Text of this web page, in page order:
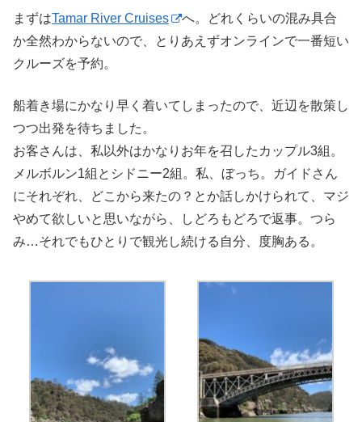
まずはTamar River Cruises
へ。どれくらいの混み具合
か全然わからないので、とりあえずオンラインで一番短い
クルーズを予約。
船着き場にかなり早く着いてしまったので、近辺を散策し
つつ出発を待ちました。
お客さんは、私以外はかなりお年を召したカップル3組。
メルボルン1組とシドニー2組。私、ぼっち。ガイドさん
にそれぞれ、どこから来たの？とか話しかけられて、マジ
やめて欲しいと思いながら、しどろもどろで返事。つら
み…それでもひとりで観光し続ける自分、度胸ある。